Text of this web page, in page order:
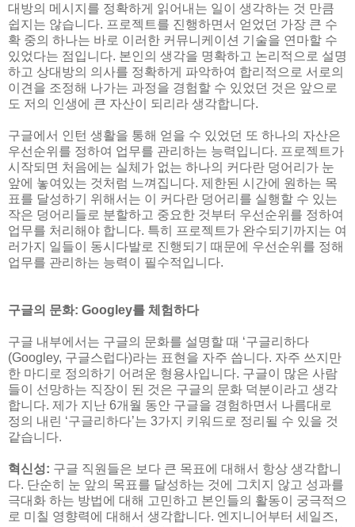
대방의 메시지를 정확하게 읽어내는 일이 생각하는 것 만큼
쉽지는 않습니다. 프로젝트를 진행하면서 얻었던 가장 큰 수
확 중의 하나는 바로 이러한 커뮤니케이션 기술을 연마할 수
있었다는 점입니다. 본인의 생각을 명확하고 논리적으로 설명
하고 상대방의 의사를 정확하게 파악하여 합리적으로 서로의
이견을 조정해 나가는 과정을 경험할 수 있었던 것은 앞으로
도 저의 인생에 큰 자산이 되리라 생각합니다.
구글에서 인턴 생활을 통해 얻을 수 있었던 또 하나의 자산은
우선순위를 정하여 업무를 관리하는 능력입니다. 프로젝트가
시작되면 처음에는 실체가 없는 하나의 커다란 덩어리가 눈
앞에 놓여있는 것처럼 느껴집니다. 제한된 시간에 원하는 목
표를 달성하기 위해서는 이 커다란 덩어리를 실행할 수 있는
작은 덩어리들로 분할하고 중요한 것부터 우선순위를 정하여
업무를 처리해야 합니다. 특히 프로젝트가 완수되기까지는 여
러가지 일들이 동시다발로 진행되기 때문에 우선순위를 정해
업무를 관리하는 능력이 필수적입니다.
구글의 문화: Googley를 체험하다
구글 내부에서는 구글의 문화를 설명할 때 ‘구글리하다
(Googley, 구글스럽다)라는 표현을 자주 씁니다. 자주 쓰지만
한 마디로 정의하기 어려운 형용사입니다. 구글이 많은 사람
들이 선망하는 직장이 된 것은 구글의 문화 덕분이라고 생각
합니다. 제가 지난 6개월 동안 구글을 경험하면서 나름대로
정의 내린 ‘구글리하다’는 3가지 키워드로 정리될 수 있을 것
같습니다.
혁신성: 구글 직원들은 보다 큰 목표에 대해서 항상 생각합니
다. 단순히 눈 앞의 목표를 달성하는 것에 그치지 않고 성과를
극대화 하는 방법에 대해 고민하고 본인들의 활동이 궁극적으
로 미칠 영향력에 대해서 생각합니다. 엔지니어부터 세일즈,